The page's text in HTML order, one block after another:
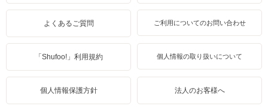
よくあるご質問 ご利用についてのお問い合わせ
「Shufoo!」利用規約 個人情報の取り扱いについて
個人情報保護方針 法人のお客様へ